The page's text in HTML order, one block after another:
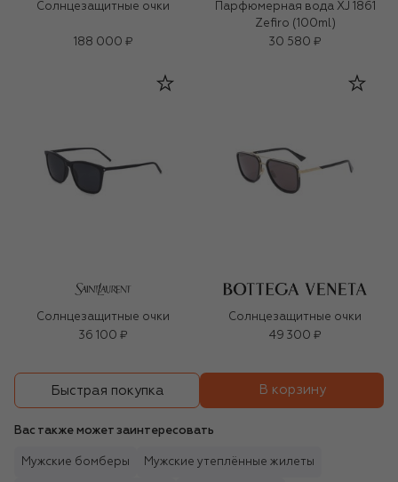
Солнцезащитные очки
188 000 ₽
Парфюмерная вода XJ 1861
Zefiro (100ml)
30 580 ₽
Солнцезащитные очки
36 100 ₽
Солнцезащитные очки
49 300 ₽
Быстрая покупка В корзину
Вас также может заинтересовать
Мужские бомберы Мужские утеплённые жилеты